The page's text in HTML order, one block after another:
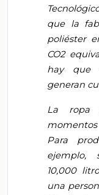
que la
poliéster
CO2
hay que
generan
La ropa
Para
ejemplo,
10,000
una